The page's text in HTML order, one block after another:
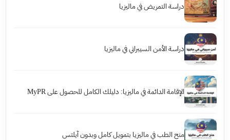
دراسة التمريض في ماليزيا
دراسة الأمن السيبراني في ماليزيا
الإقامة الدائمة في ماليزيا: دليلك الكامل للحصول على MyPR
منح الطب في ماليزيا بتمويل كامل وبدون آيلتس